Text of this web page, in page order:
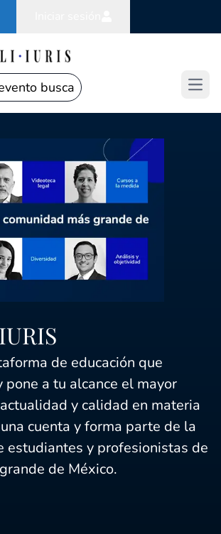
de educación que
pone a tu alcance el mayor
y calidad en materia
cuenta y forma parte de la
estudiantes y profesionistas de
de México.